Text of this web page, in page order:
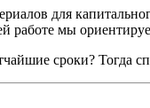
для
работе мы
сроки? Тогда